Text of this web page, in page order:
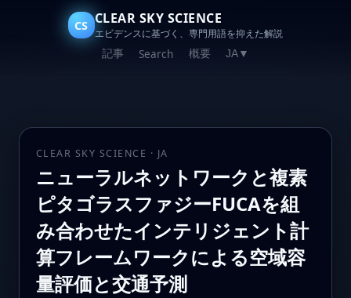
CS CLEAR SKY SCIENCE
エビデンスに基づく、専門用語を抑えた解説
記事 Search 概要 JA▼
CLEAR SKY SCIENCE · JA
ニューラルネットワークと複素
ピタゴラスファジーFUCAを組
み合わせたインテリジェント計
算フレームワークによる空域容
量評価と交通予測